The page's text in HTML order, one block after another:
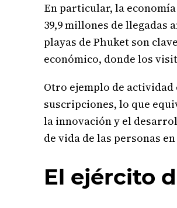
En particular, la
39,9 millones de llegadas
playas de Phuket son
económico, donde los
Otro ejemplo de
suscripciones, lo que
la innovación y el
de vida de las personas
El ejército